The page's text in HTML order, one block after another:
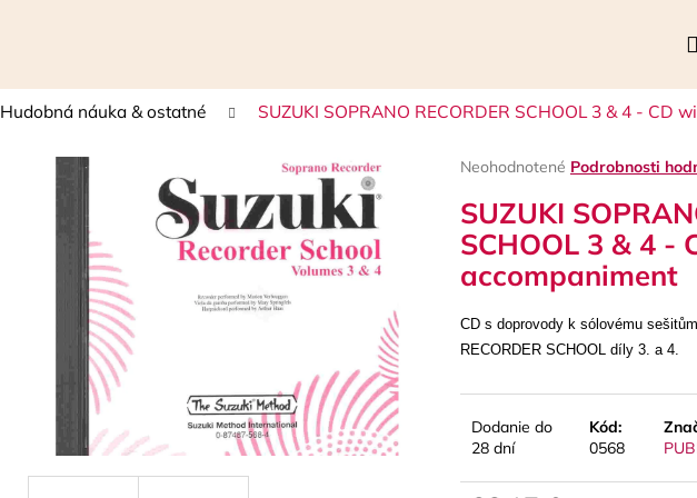
Hudobná náuka & ostatné SUZUKI SOPRANO RECORDER SCHOOL 3 & 4 - CD
Priemerné
produktu
je
0,0
z
5
hviezdičiek.
Neohodnotené Podrobnosti
SUZUKI
SCHOOL 3 & 4 -
accompaniment
CD s doprovody k sólovému
RECORDER SCHOOL díly 3. a 4.
Dodanie do
28 dní
Kód:
0568
Čo potrebujete nájsť?
HĽADAŤ
Odporúčame